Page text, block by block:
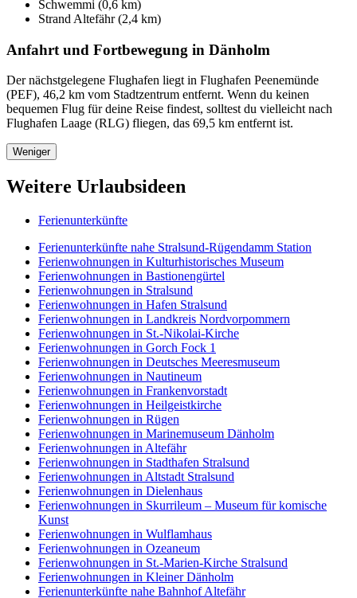
Schwemmi (0,6 km)
Strand Altefähr (2,4 km)
Anfahrt und Fortbewegung in Dänholm
Der nächstgelegene Flughafen liegt in Flughafen Peenemünde
(PEF), 46,2 km vom Stadtzentrum entfernt. Wenn du keinen
bequemen Flug für deine Reise findest, solltest du vielleicht nach
Flughafen Laage (RLG) fliegen, das 69,5 km entfernt ist.
Weniger
Weitere Urlaubsideen
Ferienunterkünfte
Ferienunterkünfte nahe Stralsund-Rügendamm Station
Ferienwohnungen in Kulturhistorisches Museum
Ferienwohnungen in Bastionengürtel
Ferienwohnungen in Stralsund
Ferienwohnungen in Hafen Stralsund
Ferienwohnungen in Landkreis Nordvorpommern
Ferienwohnungen in St.-Nikolai-Kirche
Ferienwohnungen in Gorch Fock 1
Ferienwohnungen in Deutsches Meeresmuseum
Ferienwohnungen in Nautineum
Ferienwohnungen in Frankenvorstadt
Ferienwohnungen in Heilgeistkirche
Ferienwohnungen in Rügen
Ferienwohnungen in Marinemuseum Dänholm
Ferienwohnungen in Altefähr
Ferienwohnungen in Stadthafen Stralsund
Ferienwohnungen in Altstadt Stralsund
Ferienwohnungen in Dielenhaus
Ferienwohnungen in Skurrileum – Museum für komische
Kunst
Ferienwohnungen in Wulflamhaus
Ferienwohnungen in Ozeaneum
Ferienwohnungen in St.-Marien-Kirche Stralsund
Ferienwohnungen in Kleiner Dänholm
Ferienunterkünfte nahe Bahnhof Altefähr